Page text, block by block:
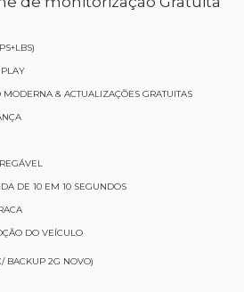
& ACTUALIZAÇÕES GRATUITAS
DE 10 EM 10 SEGUNDOS
DO VEÍCULO
BACKUP 2G NOVO)